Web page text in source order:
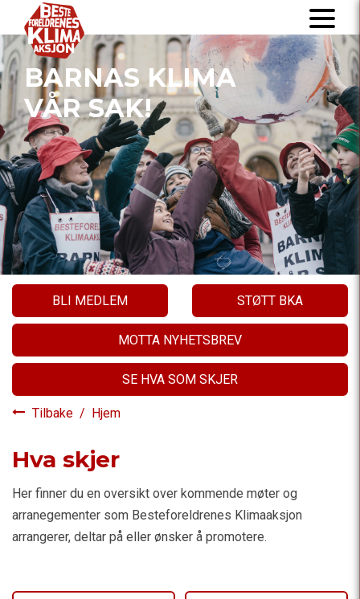
BARNAS KLIMA
VÅR SAK!
BLI MEDLEM STØTT BKA
MOTTA NYHETSBREV
SE HVA SOM SKJER
Tilbake / Hjem
Hva skjer
Her finner du en oversikt over kommende møter og
arranegementer som Besteforeldrenes Klimaaksjon
arrangerer, deltar på eller ønsker å promotere.